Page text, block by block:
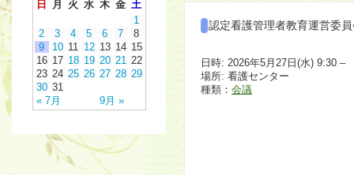
日
月 火 水 木 金 土
« 7月 9月 »
1
2
3 4 5 6 7
8
9
10 11 12 13 14 15
16 17 18 19 20 21 22
23 24 25 26 27 28 29
30 31
認定看護管理者教育運営委
日時: 2026年5月27日(水) 9:30 –
場所: 看護センター
種類： 会議